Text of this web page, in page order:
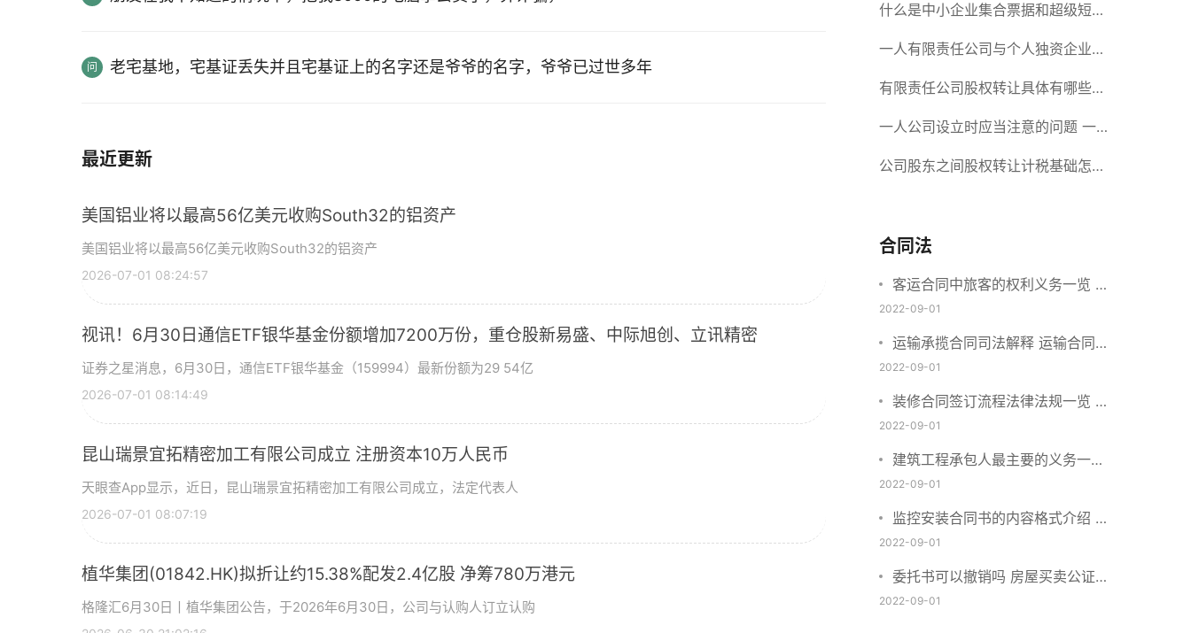
老宅基地，宅基证丢失并且宅基证上的名字还是爷爷的名字，爷爷已过世多年
最近更新
美国铝业将以最高56亿美元收购South32的铝资产
美国铝业将以最高56亿美元收购South32的铝资产
2026-07-01 08:24:57
视讯！6月30日通信ETF银华基金份额增加7200万份，重仓股新易盛、中际旭创、立讯精密
证券之星消息，6月30日，通信ETF银华基金（159994）最新份额为29 54亿
2026-07-01 08:14:49
昆山瑞景宜拓精密加工有限公司成立 注册资本10万人民币
天眼查App显示，近日，昆山瑞景宜拓精密加工有限公司成立，法定代表人
2026-07-01 08:07:19
植华集团(01842.HK)拟折让约15.38%配发2.4亿股 净筹780万港元
格隆汇6月30日丨植华集团公告，于2026年6月30日，公司与认购人订立认购
业短期借款需要注意哪些事项？
什么是中小企业集合票据和超级短期
融资券？一起来了解一下吧！
一人有限责任公司与个人独资企业的
区别 这些知识你都知道吗？
有限责任公司股权转让具体有哪些形
式？来了解下这五种形式
一人公司设立时应当注意的问题 一
人公司的特征
公司股东之间股权转让计税基础怎么
合什么要件？
合同法
客运合同中旅客的权利义务一览 主
要包括这些内容
2022-09-01
运输承揽合同司法解释 运输合同中
承运人的义务有哪些
2022-09-01
装修合同签订流程法律法规一览 律
师解答
2022-09-01
建筑工程承包人最主要的义务一览
承包合同内容介绍
2022-09-01
监控安装合同书的内容格式介绍 一
般包括这些条款
2022-09-01
委托书可以撤销吗 房屋买卖公证可
否撤销
2022-09-01